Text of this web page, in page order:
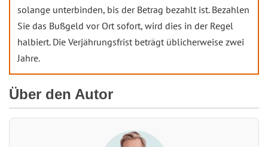
solange unterbinden, bis der Betrag bezahlt ist. Bezahlen
Sie das Bußgeld vor Ort sofort, wird dies in der Regel
halbiert. Die Verjährungsfrist beträgt üblicherweise zwei
Jahre.
Über den Autor